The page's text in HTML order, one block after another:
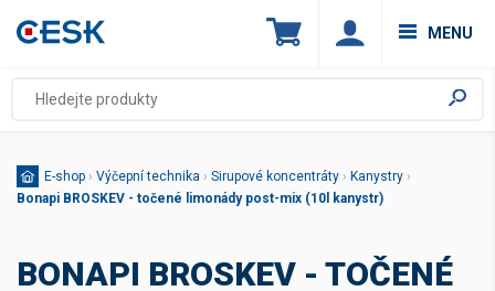
MENU
E-shop › Výčepní technika › Sirupové koncentráty › Kanystry ›
Bonapi BROSKEV - točené limonády post-mix (10l kanystr)
BONAPI BROSKEV - TOČENÉ